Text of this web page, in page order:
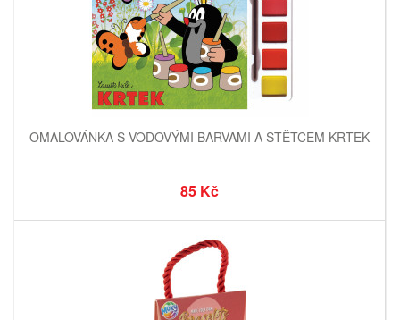
OMALOVÁNKA S VODOVÝMI BARVAMI A ŠTĚTCEM KRTEK
85 Kč